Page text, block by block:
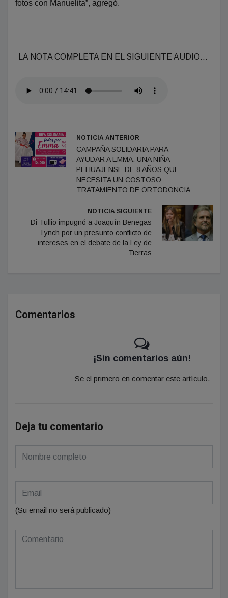
fotos con Manuelita”, agregó.
LA NOTA COMPLETA EN EL SIGUIENTE AUDIO…
NOTICIA ANTERIOR
CAMPAÑA SOLIDARIA PARA
AYUDAR A EMMA: UNA NIÑA
PEHUAJENSE DE 8 AÑOS QUE
NECESITA UN COSTOSO
TRATAMIENTO DE ORTODONCIA
NOTICIA SIGUIENTE
Di Tullio impugnó a Joaquín Benegas
Lynch por un presunto conflicto de
intereses en el debate de la Ley de
Tierras
Comentarios
¡Sin comentarios aún!
Se el primero en comentar este artículo.
Deja tu comentario
(Su email no será publicado)